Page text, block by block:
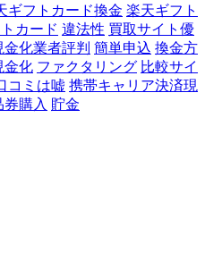
ギフトカード換金 楽天ギフト
カード 違法性 買取サイト優
金化業者評判 簡単申込 換金方
金化 ファクタリング 比較サイ
コミは嘘 携帯キャリア決済現
券購入 貯金